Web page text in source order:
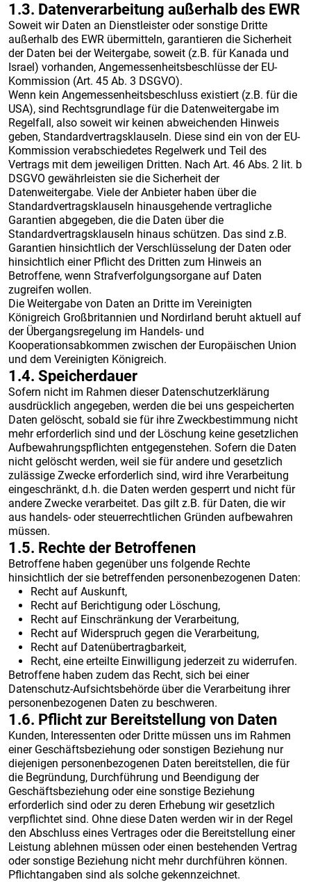
1.3. Datenverarbeitung außerhalb des EWR
Soweit wir Daten an Dienstleister oder sonstige Dritte
außerhalb des EWR übermitteln, garantieren die Sicherheit
der Daten bei der Weitergabe, soweit (z.B. für Kanada und
Israel) vorhanden, Angemessenheitsbeschlüsse der EU-
Kommission (Art. 45 Ab. 3 DSGVO).
Wenn kein Angemessenheitsbeschluss existiert (z.B. für die
USA), sind Rechtsgrundlage für die Datenweitergabe im
Regelfall, also soweit wir keinen abweichenden Hinweis
geben, Standardvertragsklauseln. Diese sind ein von der EU-
Kommission verabschiedetes Regelwerk und Teil des
Vertrags mit dem jeweiligen Dritten. Nach Art. 46 Abs. 2 lit. b
DSGVO gewährleisten sie die Sicherheit der
Datenweitergabe. Viele der Anbieter haben über die
Standardvertragsklauseln hinausgehende vertragliche
Garantien abgegeben, die die Daten über die
Standardvertragsklauseln hinaus schützen. Das sind z.B.
Garantien hinsichtlich der Verschlüsselung der Daten oder
hinsichtlich einer Pflicht des Dritten zum Hinweis an
Betroffene, wenn Strafverfolgungsorgane auf Daten
zugreifen wollen.
Die Weitergabe von Daten an Dritte im Vereinigten
Königreich Großbritannien und Nordirland beruht aktuell auf
der Übergangsregelung im Handels- und
Kooperationsabkommen zwischen der Europäischen Union
und dem Vereinigten Königreich.
1.4. Speicherdauer
Sofern nicht im Rahmen dieser Datenschutzerklärung
ausdrücklich angegeben, werden die bei uns gespeicherten
Daten gelöscht, sobald sie für ihre Zweckbestimmung nicht
mehr erforderlich sind und der Löschung keine gesetzlichen
Aufbewahrungspflichten entgegenstehen. Sofern die Daten
nicht gelöscht werden, weil sie für andere und gesetzlich
zulässige Zwecke erforderlich sind, wird ihre Verarbeitung
eingeschränkt, d.h. die Daten werden gesperrt und nicht für
andere Zwecke verarbeitet. Das gilt z.B. für Daten, die wir
aus handels- oder steuerrechtlichen Gründen aufbewahren
müssen.
1.5. Rechte der Betroffenen
Betroffene haben gegenüber uns folgende Rechte
hinsichtlich der sie betreffenden personenbezogenen Daten:
Recht auf Auskunft,
Recht auf Berichtigung oder Löschung,
Recht auf Einschränkung der Verarbeitung,
Recht auf Widerspruch gegen die Verarbeitung,
Recht auf Datenübertragbarkeit,
Recht, eine erteilte Einwilligung jederzeit zu widerrufen.
Betroffene haben zudem das Recht, sich bei einer
Datenschutz-Aufsichtsbehörde über die Verarbeitung ihrer
personenbezogenen Daten zu beschweren.
1.6. Pflicht zur Bereitstellung von Daten
Kunden, Interessenten oder Dritte müssen uns im Rahmen
einer Geschäftsbeziehung oder sonstigen Beziehung nur
diejenigen personenbezogenen Daten bereitstellen, die für
die Begründung, Durchführung und Beendigung der
Geschäftsbeziehung oder eine sonstige Beziehung
erforderlich sind oder zu deren Erhebung wir gesetzlich
verpflichtet sind. Ohne diese Daten werden wir in der Regel
den Abschluss eines Vertrages oder die Bereitstellung einer
Leistung ablehnen müssen oder einen bestehenden Vertrag
oder sonstige Beziehung nicht mehr durchführen können.
Pflichtangaben sind als solche gekennzeichnet.